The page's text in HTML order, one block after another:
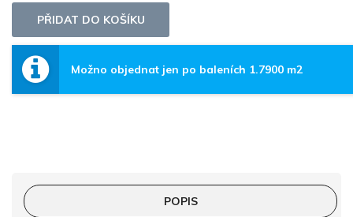
Možno objednat jen po baleních 1.7900 m2
POPIS